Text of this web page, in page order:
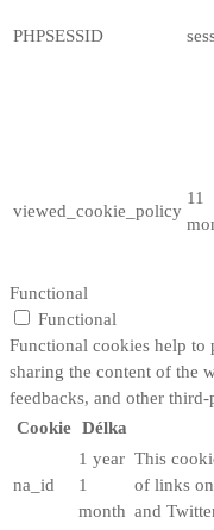
PHPSESSID
viewed_cookie_policy
11
Functional
Functional
Functional cookies help
sharing the content of the
feedbacks, and other third-
Cookie Délka
na_id
1 year
1
month
This
of links
and